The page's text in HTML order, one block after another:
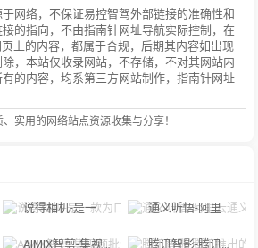
网络，不保证易控智驾外部链接的准确性和
的指向，不由指南针网址导航实际控制，在
上的内容，都属于合规，后期其内容如出现
，本站仅收录网站，不存储，不对其网站内
的内容，均系第三方网站制作，指南针网址
实用的网络站点资源收集与分享！
说得相机-是一款为口播视频创作者量身定制的智能拍摄工具 通义听悟-阿里云通义听悟是聚焦音视频内容的工作学习AI助手
AIMIX智剪-集视频批量混剪、文案、字幕生成、语音合成等短视频运营功能于一 腾讯智影-腾讯推出的在线智能视频创作平台